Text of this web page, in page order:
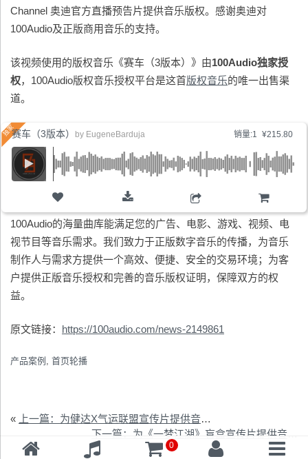
Channel 奥迪官方直播预告片提供音乐版权。感谢奥迪对
100Audio及正版商用音乐的支持。
该视频使用的版权音乐《赛车（3版本）》由100Audio独家授
权，100Audio版权音乐授权平台是这首版权音乐的唯一出售渠
道。
销量:1 ¥215.80
赛车（3版本） by EugeneBarduja
100Audio的海量曲库能满足您的广告、电影、游戏、视频、电
视节目等音乐需求。我们致力于正版数字音乐的传播，为音乐
制作人与需求方提供一个高效、便捷、安全的交易环境；为客
户提供正版音乐授权和完善的音乐版权证明，保障双方的权
益。
原文链接： https://100audio.com/news-2149861
产品案例 , 首页轮播
«
上一篇：为健达X气运联盟宣传片提供音乐版权
0